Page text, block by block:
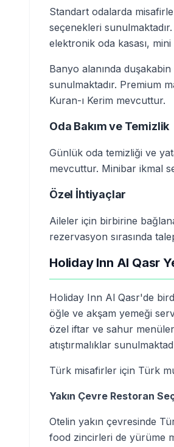
Standart odalarda
seçenekleri
elektronik oda kasası,
Banyo alanında
sunulmaktadır. Premium
Kuran-ı Kerim mevcuttur.
Oda Bakım ve Temizlik
Günlük oda temizliği ve
mevcuttur. Minibar ikmal
Özel İhtiyaçlar
Aileler için birbirine
rezervasyon sırasında
Holiday Inn Al Qasr
Holiday Inn Al Qasr'de
öğle ve akşam yemeği
özel iftar ve sahur
atıştırmalıklar
Türk misafirler için Türk
Yakın Çevre Restoran
Otelin yakın çevresinde
food zincirleri de yürüme